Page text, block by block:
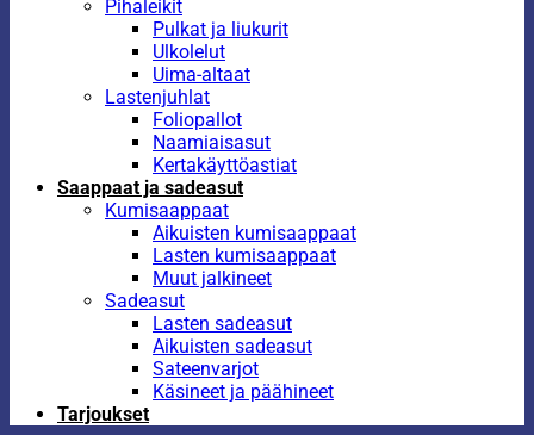
Pihaleikit
Pulkat ja liukurit
Ulkolelut
Uima-altaat
Lastenjuhlat
Foliopallot
Naamiaisasut
Kertakäyttöastiat
Saappaat ja sadeasut
Kumisaappaat
Aikuisten kumisaappaat
Lasten kumisaappaat
Muut jalkineet
Sadeasut
Lasten sadeasut
Aikuisten sadeasut
Sateenvarjot
Käsineet ja päähineet
Tarjoukset